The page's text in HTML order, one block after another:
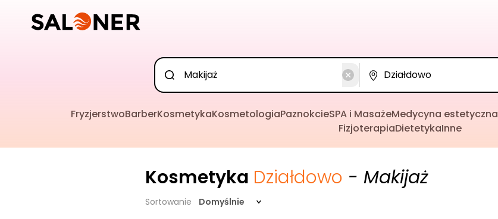
FryzjerstwoBarberKosmetykaKosmetologiaPaznokcieSPA i MasażeMedycyna estetyczna
FizjoterapiaDietetykaInne
Kosmetyka Działdowo - Makijaż
Sortowanie Domyślnie